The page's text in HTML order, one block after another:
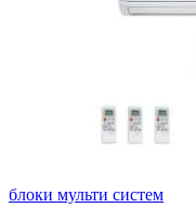
блоки мульти систем